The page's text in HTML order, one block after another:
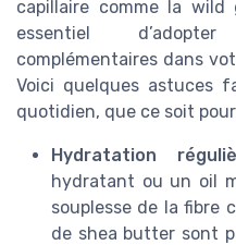
capillaire comme la
essentiel
complémentaires dans
Voici quelques astuces
quotidien, que ce soit
Hydratation
hydratant ou un oil
souplesse de la fibre
de shea butter sont